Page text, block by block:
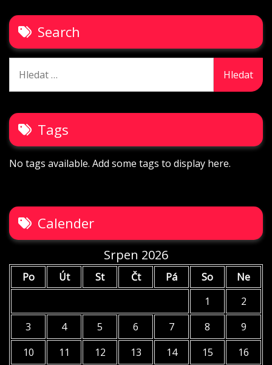
Search
Tags
No tags available. Add some tags to display here.
Calender
Srpen 2026
Po Út St Čt Pá So
Ne
1
2
3
4 5 6 7 8
9
10
11 12 13 14 15 16